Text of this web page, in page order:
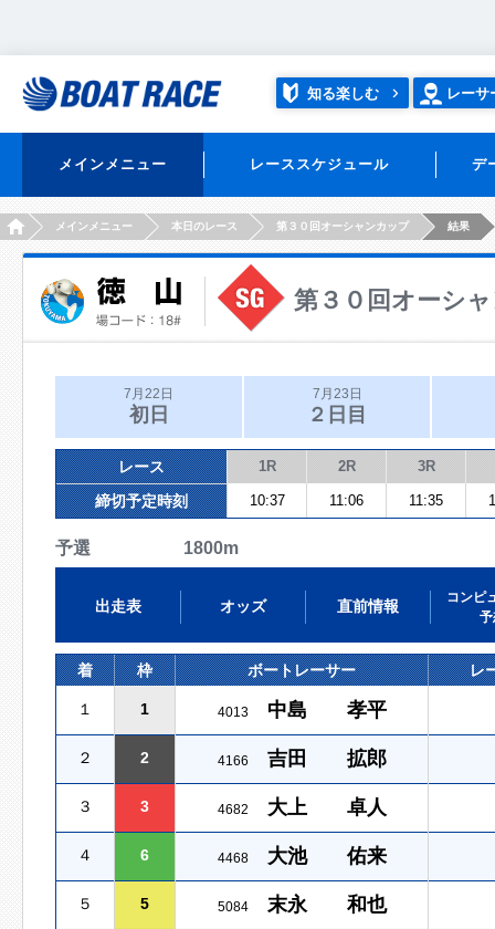
知る楽しむ レーサ
メインメニュー レーススケジュール デ
HOMEメインメニュー 本日のレース 第３０回オーシャンカップ 結果
第３０回オーシ
7月22日
初日
7月23日
２日目
レース 1R 2R 3R
締切予定時刻 10:37 11:06 11:35
予選 1800m
出走表 オッズ 直前情報
コンピ
予
着 枠 ボートレーサー レ
１ 1 4013 中島 孝平
２ 2 4166 吉田 拡郎
３ 3 4682 大上 卓人
４ 6 4468 大池 佑来
５ 5 5084 末永 和也